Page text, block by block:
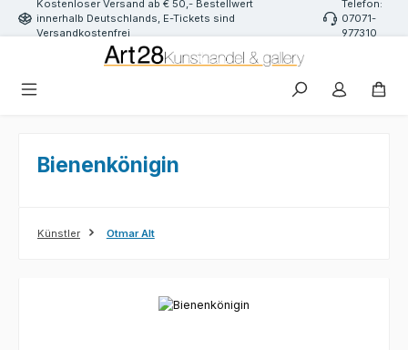
Zum Hauptinhalt springen
Kostenloser Versand ab € 50,- Bestellwert
innerhalb Deutschlands, E-Tickets sind
Versandkostenfrei
Telefon:
07071-
977310
Bienenkönigin
Künstler Otmar Alt
Bildergalerie überspringen